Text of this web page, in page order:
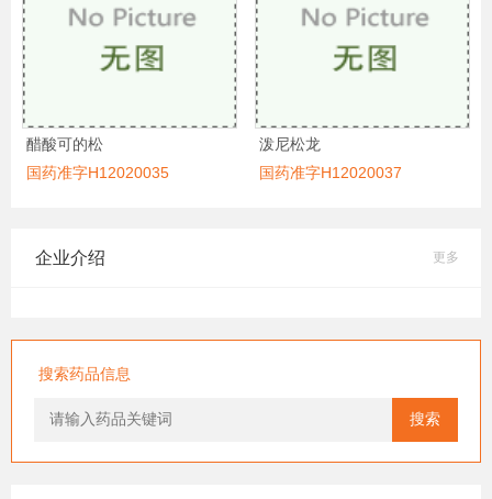
醋酸可的松
国药准字H12020035
泼尼松龙
国药准字H12020037
企业介绍 更多
搜索药品信息
搜索